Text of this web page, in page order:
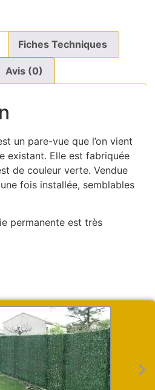
Fiches Techniques
Avis (0)
un pare-vue que l’on vient
existant. Elle est fabriquée
de couleur verte. Vendue
fois installée, semblables
permanente est très